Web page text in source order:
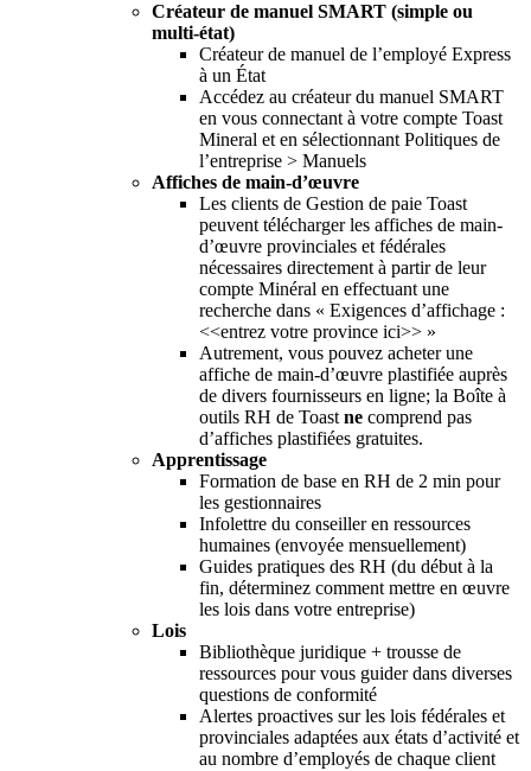
Créateur de manuel SMART (simple ou
multi-état)
Créateur de manuel de l’employé Express
à un État
Accédez au créateur du manuel SMART
en vous connectant à votre compte Toast
Mineral et en sélectionnant Politiques de
l’entreprise > Manuels
Affiches de main-d’œuvre
Les clients de Gestion de paie Toast
peuvent télécharger les affiches de main-
d’œuvre provinciales et fédérales
nécessaires directement à partir de leur
compte Minéral en effectuant une
recherche dans « Exigences d’affichage :
<<entrez votre province ici>> »
Autrement, vous pouvez acheter une
affiche de main-d’œuvre plastifiée auprès
de divers fournisseurs en ligne; la Boîte à
outils RH de Toast ne comprend pas
d’affiches plastifiées gratuites.
Apprentissage
Formation de base en RH de 2 min pour
les gestionnaires
Infolettre du conseiller en ressources
humaines (envoyée mensuellement)
Guides pratiques des RH (du début à la
fin, déterminez comment mettre en œuvre
les lois dans votre entreprise)
Lois
Bibliothèque juridique + trousse de
ressources pour vous guider dans diverses
questions de conformité
Alertes proactives sur les lois fédérales et
provinciales adaptées aux états d’activité et
au nombre d’employés de chaque client